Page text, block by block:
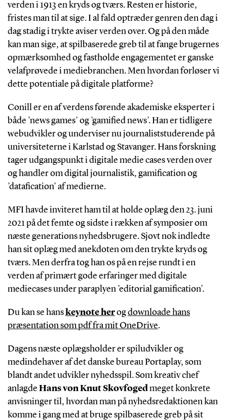
verden i 1913 en kryds og tværs. Resten er historie,
fristes man til at sige. I al fald optræder genren den dag i
dag stadig i trykte aviser verden over. Og på den måde
kan man sige, at spilbaserede greb til at fange brugernes
opmærksomhed og fastholde engagementet er ganske
velafprøvede i mediebranchen. Men hvordan forløser vi
dette potentiale på digitale platforme?
Conill er en af verdens førende akademiske eksperter i
både ’news games’ og ’gamified news’. Han er tidligere
webudvikler og underviser nu journaliststuderende på
universiteterne i Karlstad og Stavanger. Hans forskning
tager udgangspunkt i digitale medie cases verden over
og handler om digital journalistik, gamification og
’datafication’ af medierne.
MFI havde inviteret ham til at holde oplæg den 23. juni
2021 på det femte og sidste i rækken af symposier om
næste generations nyhedsbrugere. Sjovt nok indledte
han sit oplæg med anekdoten om den trykte kryds og
tværs. Men derfra tog han os på en rejse rundt i en
verden af primært gode erfaringer med digitale
mediecases under paraplyen ’editorial gamification’.
Du kan se hanskeynote herogdownloade hans
præsentation som pdf fra mit OneDrive.
Dagens næste oplægsholder er spiludvikler og
medindehaver af det danske bureau Portaplay, som
blandt andet udvikler nyhedsspil. Som kreativ chef
anlagde Hans von Knut Skovfogedmeget konkrete
anvisninger til, hvordan man på nyhedsredaktionen kan
komme i gang med at bruge spilbaserede greb på sit